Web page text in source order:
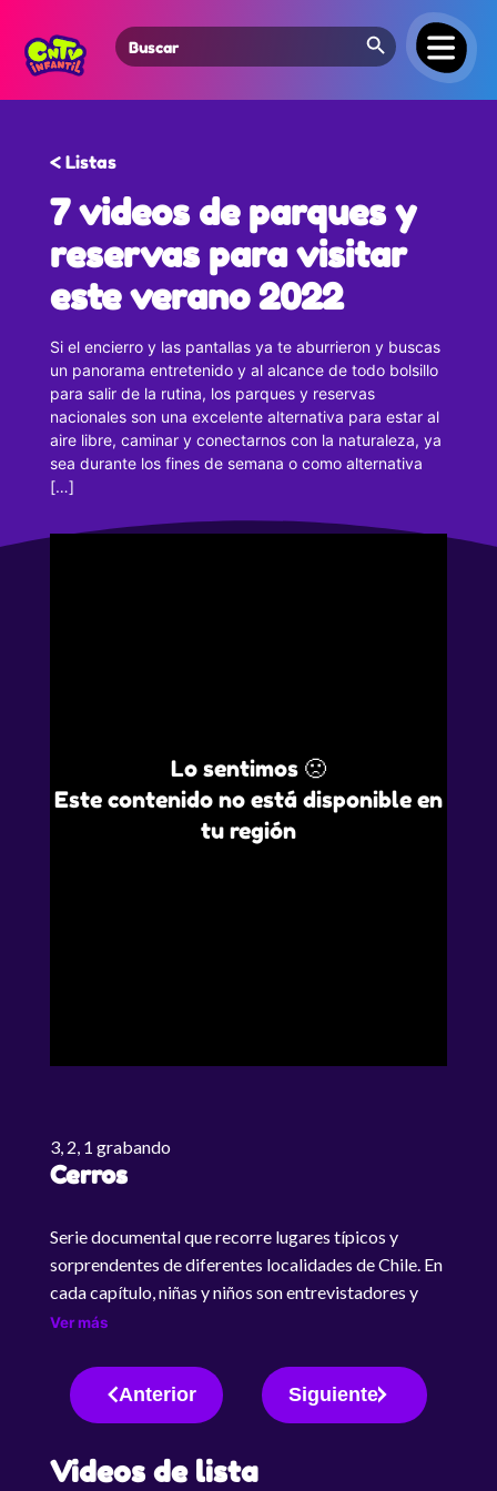
Search
for:
Search Button
< Listas
7 videos de parques y
reservas para visitar
este verano 2022
Si el encierro y las pantallas ya te aburrieron y buscas
un panorama entretenido y al alcance de todo bolsillo
para salir de la rutina, los parques y reservas
nacionales son una excelente alternativa para estar al
aire libre, caminar y conectarnos con la naturaleza, ya
sea durante los fines de semana o como alternativa
[…]
Lo sentimos 🙁
Este contenido no está disponible en
tu región
3, 2, 1 grabando
Cerros
Serie documental que recorre lugares típicos y
sorprendentes de diferentes localidades de Chile. En
cada capítulo, niñas y niños son entrevistadores y
protagonistas de cada aventura, relatan las
patrimonios culturales de diferentes regiones del
país.
Ver más
Anterior Siguiente
Videos de lista